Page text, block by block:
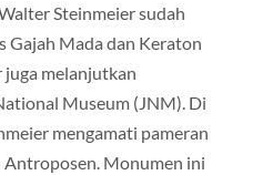
Steinmeier sudah
Gajah Mada dan Keraton
melanjutkan
Museum (JNM). Di
mengamati pameran
Monumen ini